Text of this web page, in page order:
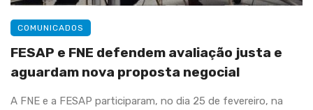
COMUNICADOS
FESAP e FNE defendem avaliação justa e
aguardam nova proposta negocial
A FNE e a FESAP participaram, no dia 25 de fevereiro, na